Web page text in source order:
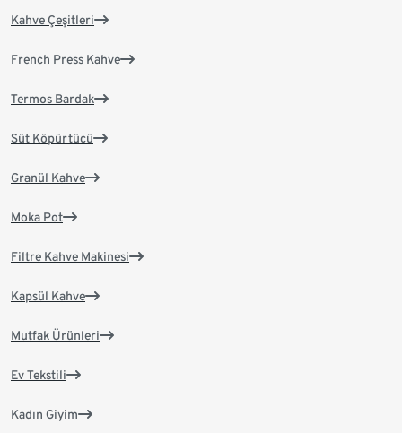
Kahve Çeşitleri
French Press Kahve
Termos Bardak
Süt Köpürtücü
Granül Kahve
Moka Pot
Filtre Kahve Makinesi
Kapsül Kahve
Mutfak Ürünleri
Ev Tekstili
Kadın Giyim